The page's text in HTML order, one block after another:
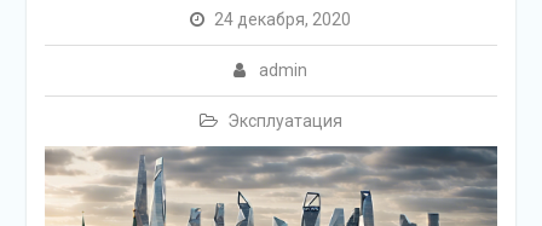
24 декабря, 2020
admin
Эксплуатация